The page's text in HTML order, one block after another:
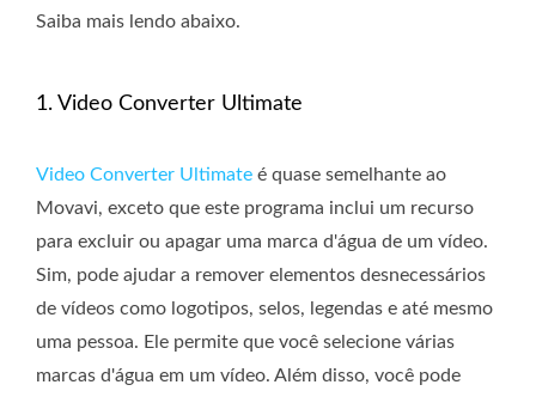
Saiba mais lendo abaixo.
1. Video Converter Ultimate
Video Converter Ultimate é quase semelhante ao
Movavi, exceto que este programa inclui um recurso
para excluir ou apagar uma marca d'água de um vídeo.
Sim, pode ajudar a remover elementos desnecessários
de vídeos como logotipos, selos, legendas e até mesmo
uma pessoa. Ele permite que você selecione várias
marcas d'água em um vídeo. Além disso, você pode